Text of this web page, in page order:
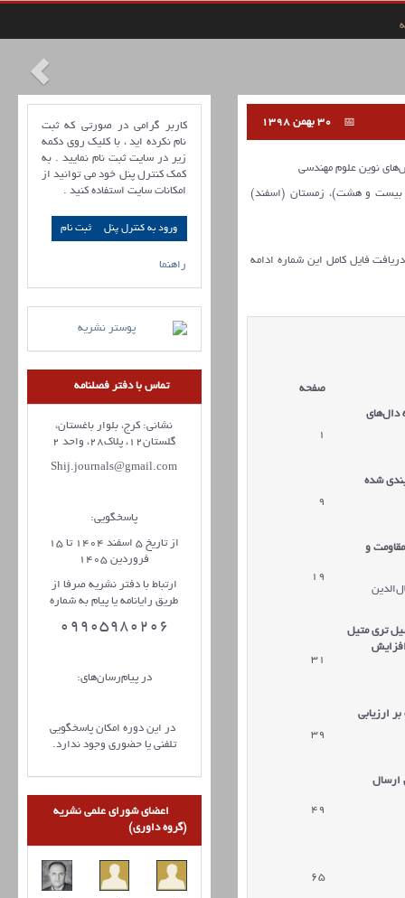
نوین علوم مهندسی
شماره 6 (پیاپی بیست و هشت)، زمستان (اسفند)
فایل کامل این شماره ادامه
صفحه
دال‌های
1
شده
9
و
19
تری متیل
31
ارزیابی
39
ارسال
49
65
کاربر گرامی در صورتی که ثبت
نام نکرده اید ، با کلیک روی دکمه
زیر در سایت ثبت نام نمایید . به
کمک کنترل پنل خود می توانید از
امکانات سایت استفاده کنید .
ورود به کنترل پنل
راهنما
تماس با دفتر فصلنامه
نشانی: کرج، بلوار باغستان،
گلستان12، پلاک28، واحد 2
Shij.journals@gmail.com
پاسخگویی:
از تاریخ 5 اسفند 1404 تا 15
فروردین 1405
ارتباط با دفتر نشریه صرفا از
طریق رایانامه یا پیام به شماره
09905980206
در پیام‌رسان‌های:
در این دوره امکان پاسخگویی
تلفنی یا حضوری وجود ندارد.
اعضای شورای علمی نشریه
(گروه داوری)